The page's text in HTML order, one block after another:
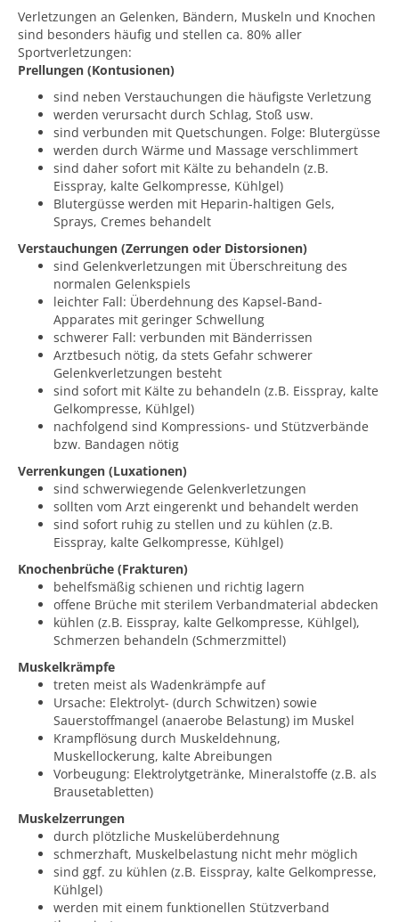
Verletzungen an Gelenken, Bändern, Muskeln und Knochen
sind besonders häufig und stellen ca. 80% aller
Sportverletzungen:
Prellungen (Kontusionen)
sind neben Verstauchungen die häufigste Verletzung
werden verursacht durch Schlag, Stoß usw.
sind verbunden mit Quetschungen. Folge: Blutergüsse
werden durch Wärme und Massage verschlimmert
sind daher sofort mit Kälte zu behandeln (z.B.
Eisspray, kalte Gelkompresse, Kühlgel)
Blutergüsse werden mit Heparin-haltigen Gels,
Sprays, Cremes behandelt
Verstauchungen (Zerrungen oder Distorsionen)
sind Gelenkverletzungen mit Überschreitung des
normalen Gelenkspiels
leichter Fall: Überdehnung des Kapsel-Band-
Apparates mit geringer Schwellung
schwerer Fall: verbunden mit Bänderrissen
Arztbesuch nötig, da stets Gefahr schwerer
Gelenkverletzungen besteht
sind sofort mit Kälte zu behandeln (z.B. Eisspray, kalte
Gelkompresse, Kühlgel)
nachfolgend sind Kompressions- und Stützverbände
bzw. Bandagen nötig
Verrenkungen (Luxationen)
sind schwerwiegende Gelenkverletzungen
sollten vom Arzt eingerenkt und behandelt werden
sind sofort ruhig zu stellen und zu kühlen (z.B.
Eisspray, kalte Gelkompresse, Kühlgel)
Knochenbrüche (Frakturen)
behelfsmäßig schienen und richtig lagern
offene Brüche mit sterilem Verbandmaterial abdecken
kühlen (z.B. Eisspray, kalte Gelkompresse, Kühlgel),
Schmerzen behandeln (Schmerzmittel)
Muskelkrämpfe
treten meist als Wadenkrämpfe auf
Ursache: Elektrolyt- (durch Schwitzen) sowie
Sauerstoffmangel (anaerobe Belastung) im Muskel
Krampflösung durch Muskeldehnung,
Muskellockerung, kalte Abreibungen
Vorbeugung: Elektrolytgetränke, Mineralstoffe (z.B. als
Brausetabletten)
Muskelzerrungen
durch plötzliche Muskelüberdehnung
schmerzhaft, Muskelbelastung nicht mehr möglich
sind ggf. zu kühlen (z.B. Eisspray, kalte Gelkompresse,
Kühlgel)
werden mit einem funktionellen Stützverband